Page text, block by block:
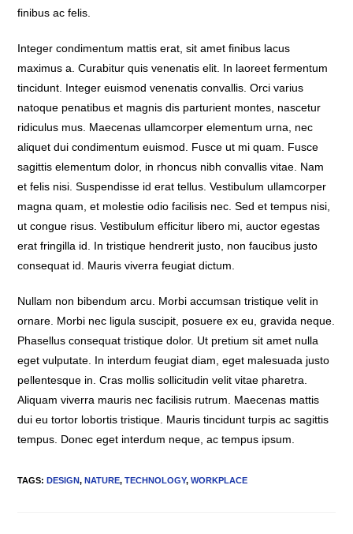
finibus ac felis.
Integer condimentum mattis erat, sit amet finibus lacus
maximus a. Curabitur quis venenatis elit. In laoreet fermentum
tincidunt. Integer euismod venenatis convallis. Orci varius
natoque penatibus et magnis dis parturient montes, nascetur
ridiculus mus. Maecenas ullamcorper elementum urna, nec
aliquet dui condimentum euismod. Fusce ut mi quam. Fusce
sagittis elementum dolor, in rhoncus nibh convallis vitae. Nam
et felis nisi. Suspendisse id erat tellus. Vestibulum ullamcorper
magna quam, et molestie odio facilisis nec. Sed et tempus nisi,
ut congue risus. Vestibulum efficitur libero mi, auctor egestas
erat fringilla id. In tristique hendrerit justo, non faucibus justo
consequat id. Mauris viverra feugiat dictum.
Nullam non bibendum arcu. Morbi accumsan tristique velit in
ornare. Morbi nec ligula suscipit, posuere ex eu, gravida neque.
Phasellus consequat tristique dolor. Ut pretium sit amet nulla
eget vulputate. In interdum feugiat diam, eget malesuada justo
pellentesque in. Cras mollis sollicitudin velit vitae pharetra.
Aliquam viverra mauris nec facilisis rutrum. Maecenas mattis
dui eu tortor lobortis tristique. Mauris tincidunt turpis ac sagittis
tempus. Donec eget interdum neque, ac tempus ipsum.
TAGS:DESIGN, NATURE, TECHNOLOGY, WORKPLACE